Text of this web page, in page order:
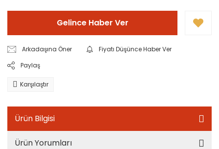
Gelince Haber Ver
Arkadaşına Öner
Fiyatı Düşünce Haber Ver
Paylaş
Karşılaştır
Ürün Bilgisi
Ürün Yorumları